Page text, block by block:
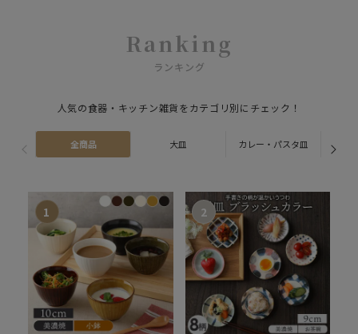
Ranking
ランキング
人気の食器・キッチン雑貨をカテゴリ別にチェック！
全商品 大皿 カレー・パスタ皿